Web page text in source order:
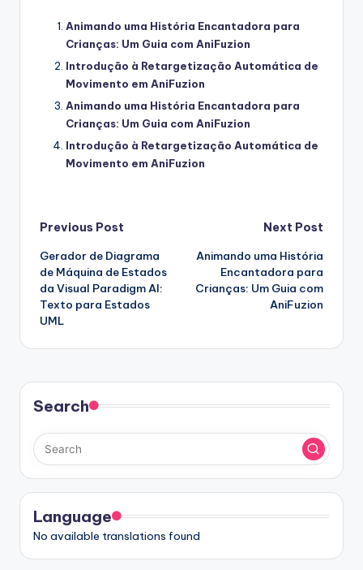
Animando uma História Encantadora para
Crianças: Um Guia com AniFuzion
Introdução à Retargetização Automática de
Movimento em AniFuzion
Animando uma História Encantadora para
Crianças: Um Guia com AniFuzion
Introdução à Retargetização Automática de
Movimento em AniFuzion
Post
navigation
Previous Post
Gerador de Diagrama
de Máquina de Estados
da Visual Paradigm AI:
Texto para Estados
UML
Next Post
Animando uma História
Encantadora para
Crianças: Um Guia com
AniFuzion
Search
Language
No available translations found